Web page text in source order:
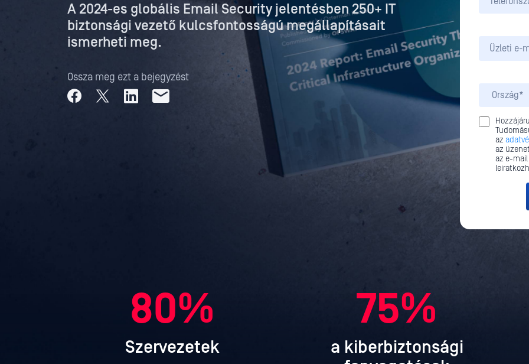
A 2024-es globális Email Security jelentésben 250+ IT
biztonsági vezető kulcsfontosságú megállapításait
ismerheti meg.
Ossza meg ezt a bejegyzést
az
az
az e-
80%
Szervezetek
75%
a kiberbiztonsági